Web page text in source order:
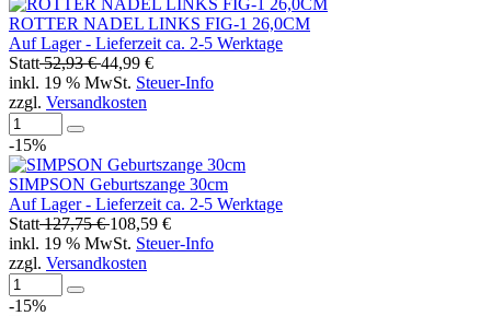
ROTTER NADEL LINKS FIG-1 26,0CM
Auf Lager - Lieferzeit ca. 2-5 Werktage
Statt52,93 €44,99 €
inkl. 19 % MwSt. Steuer-Info
zzgl. Versandkosten
-15%
SIMPSON Geburtszange 30cm
Auf Lager - Lieferzeit ca. 2-5 Werktage
Statt127,75 €108,59 €
inkl. 19 % MwSt. Steuer-Info
zzgl. Versandkosten
-15%